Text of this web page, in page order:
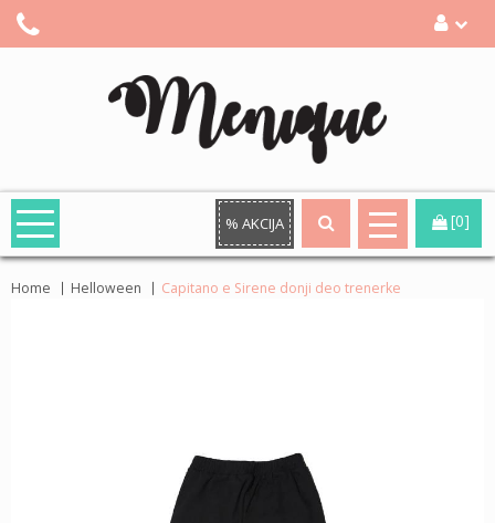
% AKCIJA [0]
Home Helloween Capitano e Sirene donji deo trenerke